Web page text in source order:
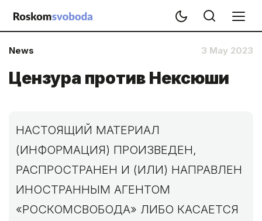
News 3 May 2023
Цензура против Нексюши
НАСТОЯЩИЙ МАТЕРИАЛ
(ИНФОРМАЦИЯ) ПРОИЗВЕДЕН,
РАСПРОСТРАНЕН И (ИЛИ) НАПРАВЛЕН
ИНОСТРАННЫМ АГЕНТОМ
«РОСКОМСВОБОДА» ЛИБО КАСАЕТСЯ